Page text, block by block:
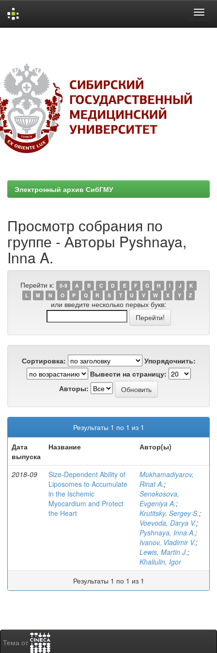
Электронный архив СибГМУ
Просмотр собрания по
группе - Авторы Pyshnaya,
Inna A.
Перейти к: 0-9 A B C D E F G H I J
K
L
M N O P Q R S T U V W X Y Z
или введите несколько первых букв:
Сортировка:
Упорядочнить:
Вывести на страницу:
Авторы:
Результаты 1 по 1 из 1
Дата
выпуска
Название Автор(ы)
2018-09
Size-Dependent Ability of
Liposomes to Accumulate
in the Ischemic
Myocardium and Protect
the Heart
Mukhamadiyarov,
Rinat A.;
Senokosova,
Evgeniya A.;
Krutitsky, Sergey S.;
Voevoda, Darya V.;
Pyshnaya, Inna A.;
Ivanov, Vladimir V.;
Lewis, Martin J.;
Khaliulin, Igor
Результаты 1 по 1 из 1
Тема от